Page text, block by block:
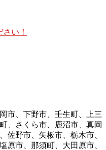
い！
市、下野市、壬生町、上三
、さくら市、鹿沼市、真岡
佐野市、矢板市、栃木市、
原市、那須町、大田原市、